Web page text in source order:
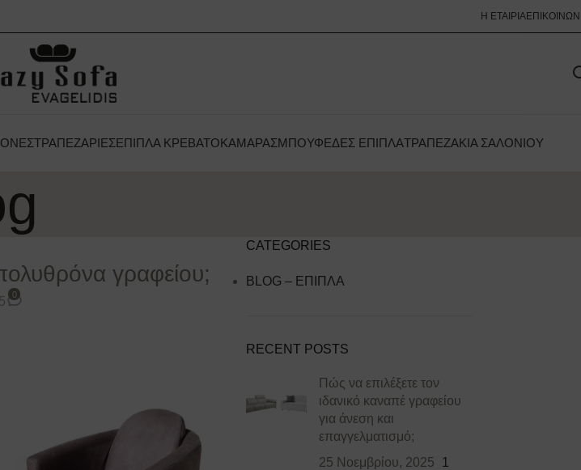
Η ΕΤΑΙΡΊΑ
ΤΡΑΠΕΖΑΡΊΕΣΈΠΙΠΛΑ ΚΡΕΒΑΤΟΚΆΜΑΡΑΣΜΠΟΥΦΈΔΕΣ ΈΠΙΠΛΑΤΡΑΠΕΖΆΚΙΑ ΣΑΛΟΝΙΟΎ
γραφείου;
0
CATEGORIES
BLOG – ΕΠΙΠΛΑ
RECENT POSTS
Πώς να επιλέξετε τον
ιδανικό καναπέ γραφείου
για άνεση και
επαγγελματισμό;
25 Νοεμβρίου, 2025
1